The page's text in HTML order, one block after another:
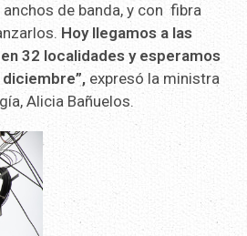
de banda, y con fibra
Hoy llegamos a las
32 localidades y esperamos
expresó la ministra
Alicia Bañuelos.